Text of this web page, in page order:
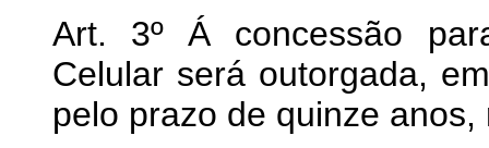
Art. 3º Á concessão
Celular será outorgada,
pelo prazo de quinze